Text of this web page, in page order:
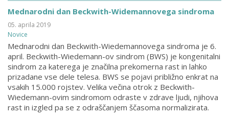
Mednarodni dan Beckwith-Widemannovega sindroma
05. aprila 2019
Novice
Mednarodni dan Beckwith-Wiedemannovega sindroma je 6.
april. Beckwith-Wiedemann-ov sindrom (BWS) je kongenitalni
sindrom za katerega je značilna prekomerna rast in lahko
prizadane vse dele telesa. BWS se pojavi približno enkrat na
vsakih 15.000 rojstev. Velika večina otrok z Beckwith-
Wiedemann-ovim sindromom odraste v zdrave ljudi, njihova
rast in izgled pa se z odraščanjem ščasoma normalizirata.